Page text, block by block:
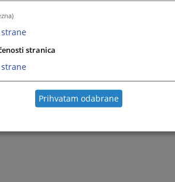
stranica
Prihvatam odabrane